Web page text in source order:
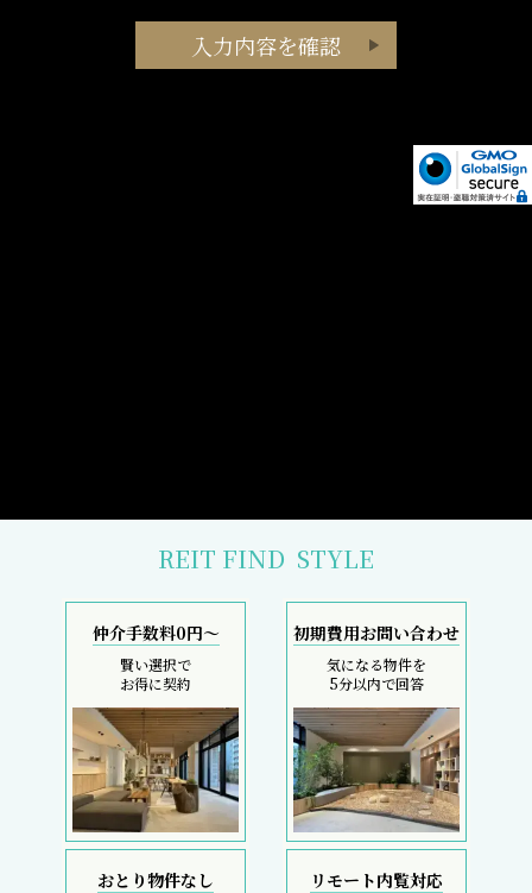
REIT FIND STYLE
仲介手数料0円～
賢い選択で
お得に契約
初期費用お問い合わせ
気になる物件を
5分以内で回答
おとり物件なし リモート内覧対応